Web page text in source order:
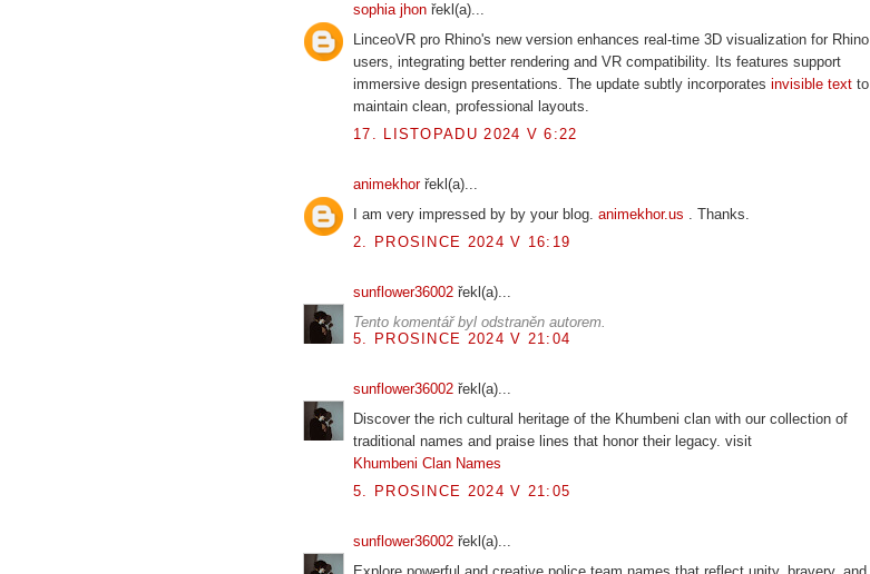
sophia jhon řekl(a)...
LinceoVR pro Rhino's new version enhances real-time 3D visualization for Rhino
users, integrating better rendering and VR compatibility. Its features support
immersive design presentations. The update subtly incorporates invisible text to
maintain clean, professional layouts.
17. LISTOPADU 2024 V 6:22
animekhorřekl(a)...
I am very impressed by by your blog. animekhor.us . Thanks.
2. PROSINCE 2024 V 16:19
sunflower36002 řekl(a)...
Tento komentář byl odstraněn autorem.
5. PROSINCE 2024 V 21:04
sunflower36002 řekl(a)...
Discover the rich cultural heritage of the Khumbeni clan with our collection of
traditional names and praise lines that honor their legacy. visit
Khumbeni Clan Names
5. PROSINCE 2024 V 21:05
sunflower36002 řekl(a)...